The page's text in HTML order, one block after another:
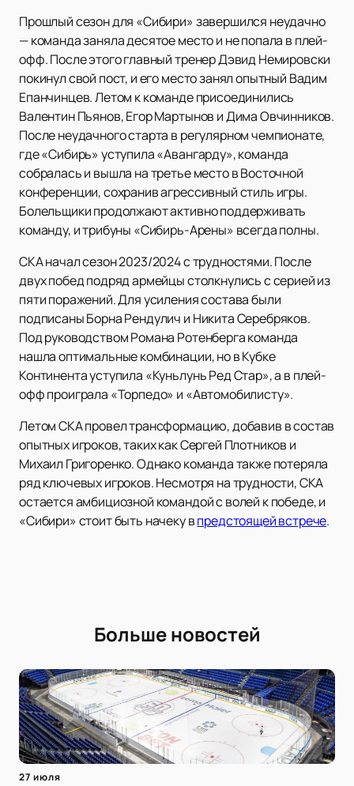
Прошлый сезон для «Сибири» завершился неудачно
— команда заняла десятое место и не попала в плей-
офф. После этого главный тренер Дэвид Немировски
покинул свой пост, и его место занял опытный Вадим
Епанчинцев. Летом к команде присоединились
Валентин Пьянов, Егор Мартынов и Дима Овчинников.
После неудачного старта в регулярном чемпионате,
где «Сибирь» уступила «Авангарду», команда
собралась и вышла на третье место в Восточной
конференции, сохранив агрессивный стиль игры.
Болельщики продолжают активно поддерживать
команду, и трибуны «Сибирь-Арены» всегда полны.
СКА начал сезон 2023/2024 с трудностями. После
двух побед подряд армейцы столкнулись с серией из
пяти поражений. Для усиления состава были
подписаны Борна Рендулич и Никита Серебряков.
Под руководством Романа Ротенберга команда
нашла оптимальные комбинации, но в Кубке
Континента уступила «Куньлунь Ред Стар», а в плей-
офф проиграла «Торпедо» и «Автомобилисту».
Летом СКА провел трансформацию, добавив в состав
опытных игроков, таких как Сергей Плотников и
Михаил Григоренко. Однако команда также потеряла
ряд ключевых игроков. Несмотря на трудности, СКА
остается амбициозной командой с волей к победе, и
«Сибири» стоит быть начеку впредстоящей встрече.
Больше новостей
27 июля